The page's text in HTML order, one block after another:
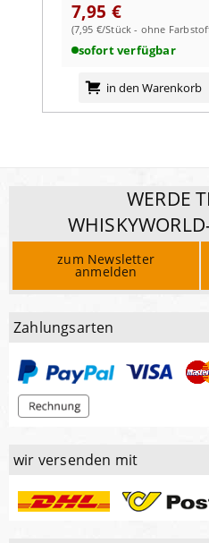
Macis, Lakritz, feiner Torfrauch
Abgang:langanhaltend,
7,95 €
(7,95 €/Stück - ohne
sofort verfügbar
in den Warenkorb
WERDE
zum Newsletter
anmelden
Zahlungsarten
wir versenden mit